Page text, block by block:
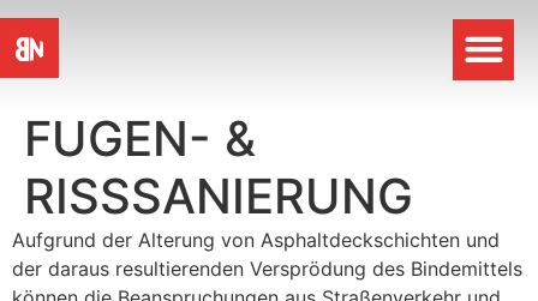
FUGEN- &
RISSSANIERUNG
Aufgrund der Alterung von Asphaltdeckschichten und
der daraus resultierenden Versprödung des Bindemittels